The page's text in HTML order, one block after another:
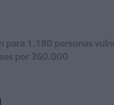
para 1.180 personas
por 360.000